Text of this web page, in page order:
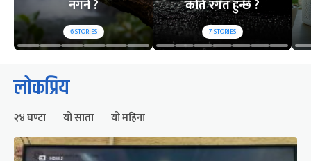
नगर्ने ?
6STORIES
कति रगत हुन्छ ?
7STORIES
लोकप्रिय
२४ घण्टा यो साता यो महिना